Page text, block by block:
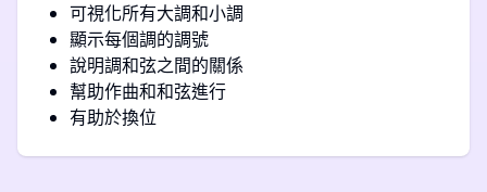
可視化所有大調和小調
顯示每個調的調號
說明調和弦之間的關係
幫助作曲和和弦進行
有助於換位